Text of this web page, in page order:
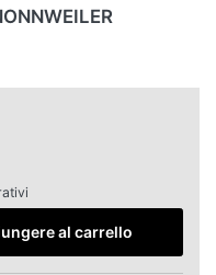
al carrello